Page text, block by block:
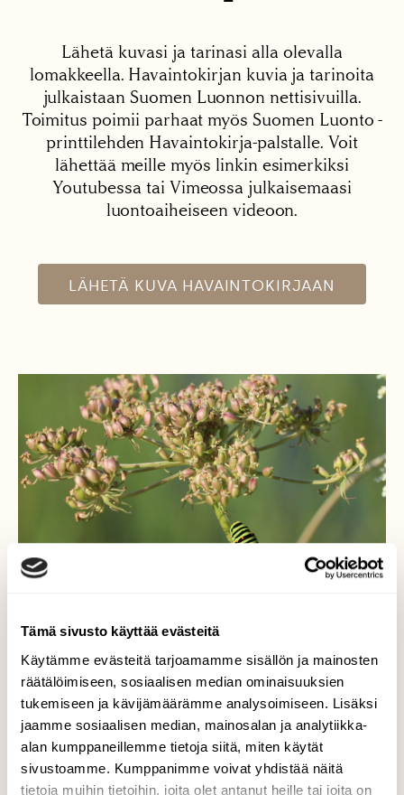
Tämä sivusto käyttää evästeitä
Käytämme evästeitä tarjoamamme sisällön ja mainosten
räätälöimiseen, sosiaalisen median ominaisuuksien
tukemiseen ja kävijämäärämme analysoimiseen. Lisäksi
jaamme sosiaalisen median, mainosalan ja analytiikka-
alan kumppaneillemme tietoja siitä, miten käytät
sivustoamme. Kumppanimme voivat yhdistää näitä
tietoja muihin tietoihin, joita olet antanut heille tai joita on
Lähetä kuvasi ja tarinasi alla olevalla
lomakkeella. Havaintokirjan kuvia ja tarinoita
julkaistaan Suomen Luonnon nettisivuilla.
Toimitus poimii parhaat myös Suomen Luonto -
printtilehden Havaintokirja-palstalle. Voit
lähettää meille myös linkin esimerkiksi
Youtubessa tai Vimeossa julkaisemaasi
luontoaiheiseen videoon.
LÄHETÄ KUVA HAVAINTOKIRJAAN